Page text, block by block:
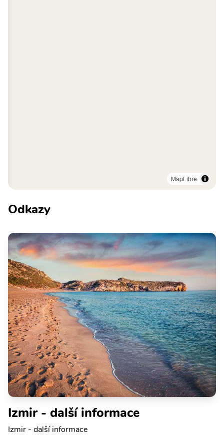
MapLibre
Odkazy
Izmir - další informace
Izmir - další informace